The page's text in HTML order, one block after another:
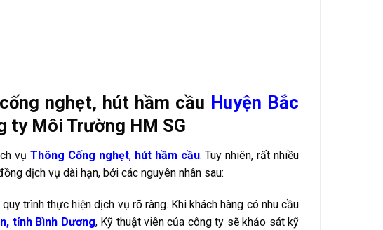
nghẹt, hút hầm cầu Huyện Bắc
ty Môi Trường HM SG
vụThông Cống nghẹt, hút hầm cầu. Tuy nhiên, rất nhiều
dịch vụ dài hạn, bởi các nguyên nhân sau:
trình thực hiện dịch vụ rõ ràng. Khi khách hàng có nhu cầu
tỉnh Bình Dương, Kỹ thuật viên của công ty sẽ khảo sát kỹ